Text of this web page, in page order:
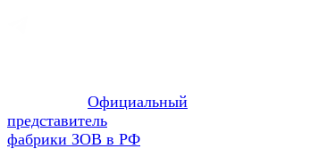
Официальный
представитель
фабрики ЗОВ в РФ